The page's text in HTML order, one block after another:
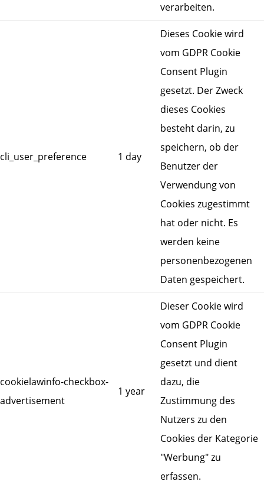
verarbeiten.
cli_user_preference 1 day
Dieses Cookie wird
vom GDPR Cookie
Consent Plugin
gesetzt. Der Zweck
dieses Cookies
besteht darin, zu
speichern, ob der
Benutzer der
Verwendung von
Cookies zugestimmt
hat oder nicht. Es
werden keine
personenbezogenen
Daten gespeichert.
cookielawinfo-checkbox-
advertisement
1 year
Dieser Cookie wird
vom GDPR Cookie
Consent Plugin
gesetzt und dient
dazu, die
Zustimmung des
Nutzers zu den
Cookies der Kategorie
"Werbung" zu
erfassen.